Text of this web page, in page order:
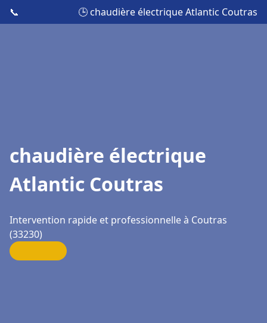
📞 🕒 chaudière électrique Atlantic Coutras
chaudière électrique
Atlantic Coutras
Intervention rapide et professionnelle à Coutras
(33230)